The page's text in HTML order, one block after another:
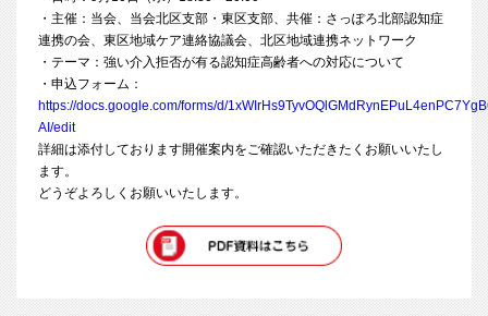
・主催：当会、当会北区支部・東区支部、共催：さっぽろ北部認知症
連携の会、東区地域ケア連絡協議会、北区地域連携ネットワーク
・テーマ：強い介入拒否が有る認知症高齢者への対応について
・申込フォーム：
https://docs.google.com/forms/d/
AI/edit
詳細は添付しております開催案内をご確認いただきたくお願いいたし
ます。
どうぞよろしくお願いいたします。